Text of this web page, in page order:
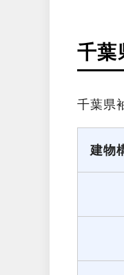
千葉
千葉県
建物